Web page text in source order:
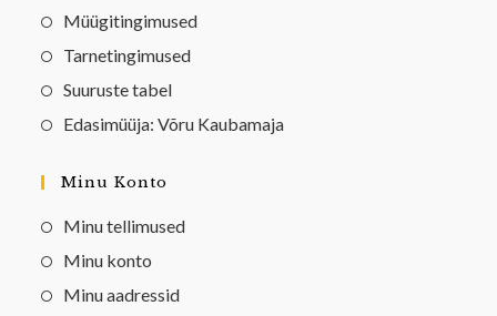
Müügitingimused
Tarnetingimused
Suuruste tabel
Edasimüüja: Võru Kaubamaja
Minu Konto
Minu tellimused
Minu konto
Minu aadressid